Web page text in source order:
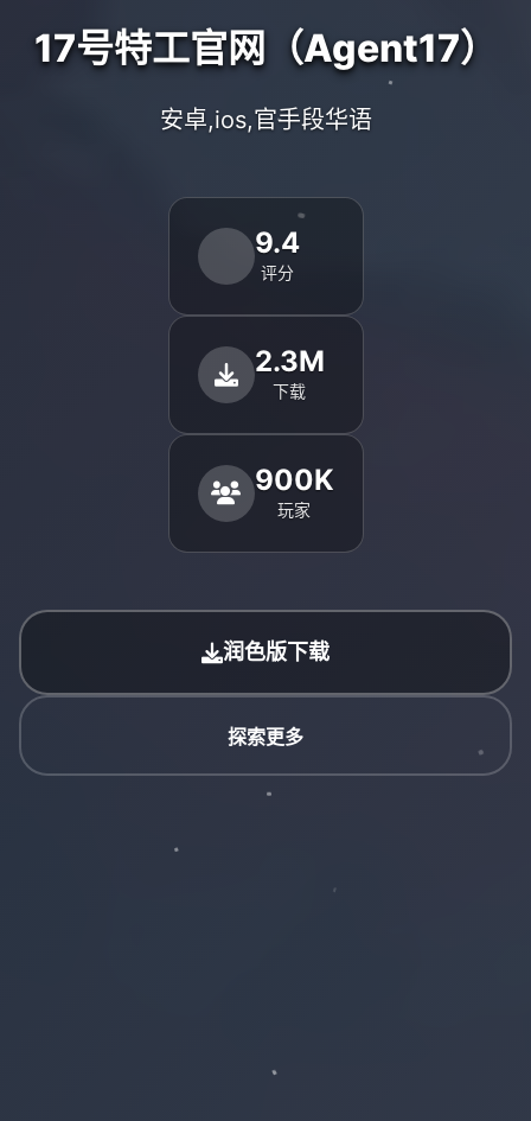
17号特工官网（Agent17）
安卓,ios,官手段华语
9.4
评分
2.3M
下载
900K
玩家
润色版下载
探索更多